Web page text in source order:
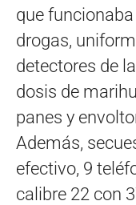
que
drogas,
detectores de
dosis de
panes y
Además,
efectivo, 9
calibre 22 con